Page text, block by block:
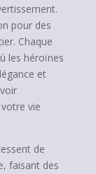
pour des
Chaque
les héroïnes
et
vie
de
faisant des